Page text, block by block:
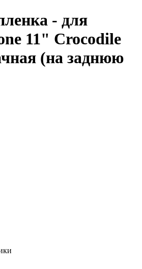
- для
11" Crocodile
(на заднюю